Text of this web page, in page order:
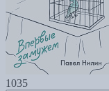
1035